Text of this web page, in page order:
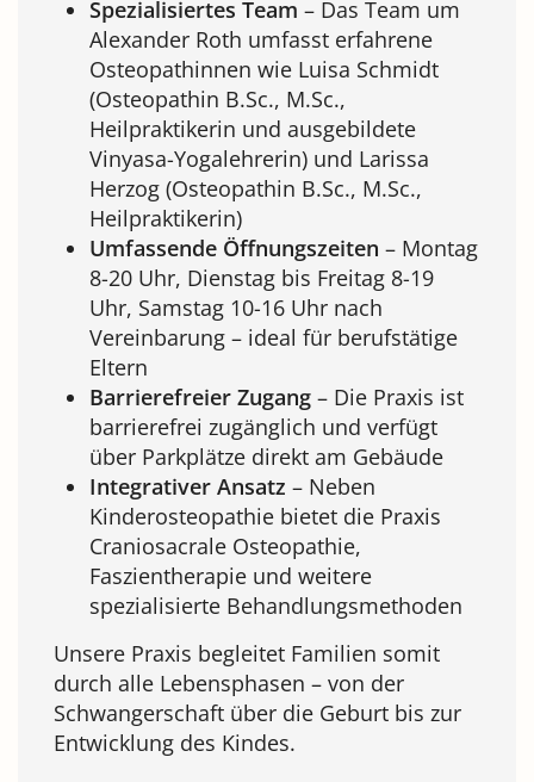
Spezialisiertes Team – Das Team um
Alexander Roth umfasst erfahrene
Osteopathinnen wie Luisa Schmidt
(Osteopathin B.Sc., M.Sc.,
Heilpraktikerin und ausgebildete
Vinyasa-Yogalehrerin) und Larissa
Herzog (Osteopathin B.Sc., M.Sc.,
Heilpraktikerin)
Umfassende Öffnungszeiten – Montag
8-20 Uhr, Dienstag bis Freitag 8-19
Uhr, Samstag 10-16 Uhr nach
Vereinbarung – ideal für berufstätige
Eltern
Barrierefreier Zugang – Die Praxis ist
barrierefrei zugänglich und verfügt
über Parkplätze direkt am Gebäude
Integrativer Ansatz – Neben
Kinderosteopathie bietet die Praxis
Craniosacrale Osteopathie,
Faszientherapie und weitere
spezialisierte Behandlungsmethoden
Unsere Praxis begleitet Familien somit
durch alle Lebensphasen – von der
Schwangerschaft über die Geburt bis zur
Entwicklung des Kindes.